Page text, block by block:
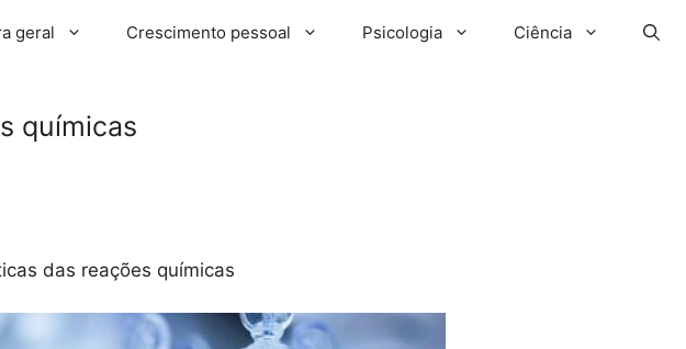
geral Crescimento pessoal Psicologia Ciência
químicas
das reações químicas